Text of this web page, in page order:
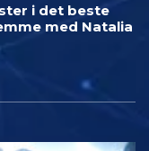
i det beste
med Natalia